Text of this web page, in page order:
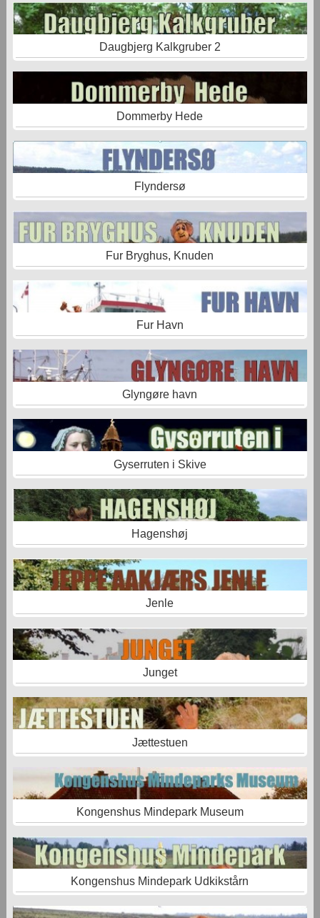
Daugbjerg Kalkgruber 2
Dommerby Hede
Flyndersø
Fur Bryghus, Knuden
Fur Havn
Glyngøre havn
Gyserruten i Skive
Hagenshøj
Jenle
Junget
Jættestuen
Kongenshus Mindepark Museum
Kongenshus Mindepark Udkikstårn